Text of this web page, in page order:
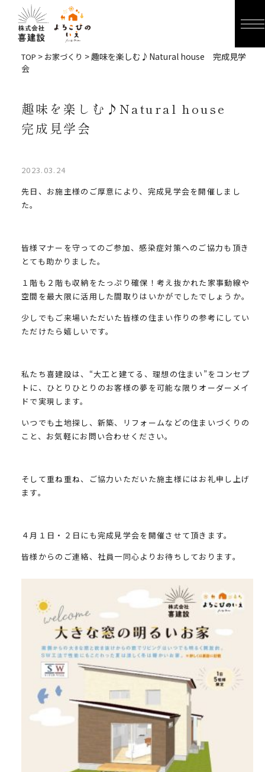
TOP > お家づくり > 趣味を楽しむ♪Natural house 完成見学
会
趣味を楽しむ♪Natural house
完成見学会
2023.03.24
先日、お施主様のご厚意により、完成見学会を開催しまし
た。
皆様マナーを守ってのご参加、感染症対策へのご協力も頂き
とても助かりました。
１階も２階も収納をたっぷり確保！考え抜かれた家事動線や
空間を最大限に活用した間取りはいかがでしたでしょうか。
少しでもご来場いただいた皆様の住まい作りの参考にしてい
ただけたら嬉しいです。
私たち喜建設は、“大工と建てる、理想の住まい”をコンセプ
トに、ひとりひとりのお客様の夢を可能な限りオーダーメイ
ドで実現します。
いつでも土地探し、新築、リフォームなどの住まいづくりの
こと、お気軽にお問い合わせください。
そして重ね重ね、ご協力いただいた施主様にはお礼申し上げ
ます。
４月１日・２日にも完成見学会を開催させて頂きます。
皆様からのご連絡、社員一同心よりお待ちしております。